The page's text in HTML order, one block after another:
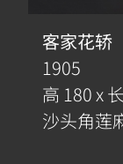
客家花轿
1905
高 180 x
沙头角莲